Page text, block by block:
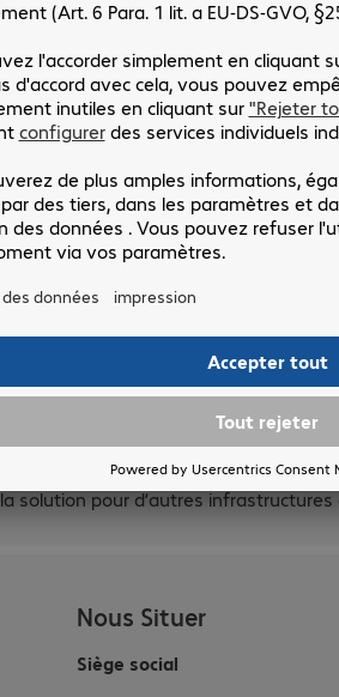
Afin de trouver la solution la plus
et déterminer les besoins de Gest On
Bechtle Comsoft les a mis en relation
l’éditeur Veeam. Après avoir
configuration et la meilleure solution à
mettre en place, des tests ont été
sur un serveur. Ces tests ont permis
client de découvrir les différentes
confirmer leur choix pour la solution
Veeam Backup & Réplication.
sur ce projet. La solution est facile
solution pour d’autres
Nous Situer
Siège social